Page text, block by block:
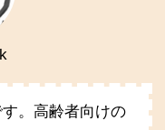
。高齢者向けの